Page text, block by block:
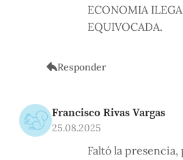
ECONOMIA
EQUIVOCADA.
Responder
Francisco Rivas Vargas
25.08.2025
Faltó la